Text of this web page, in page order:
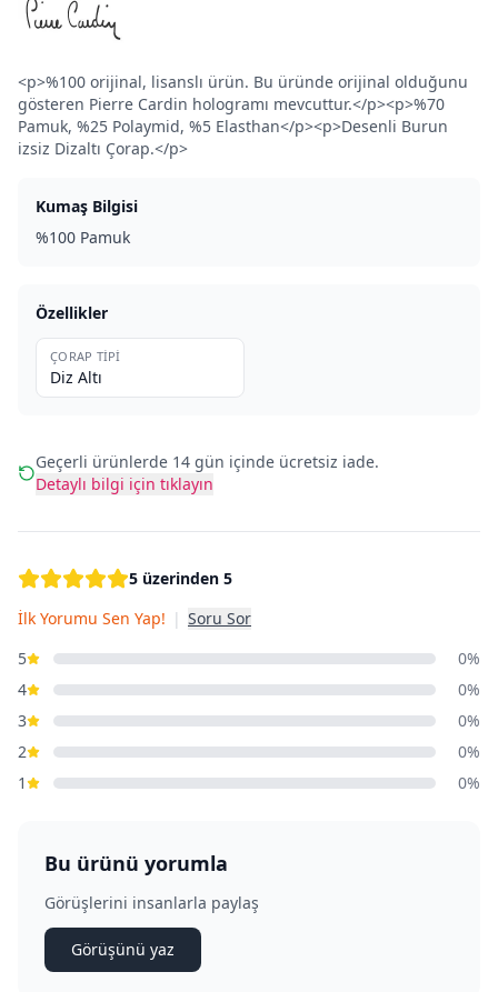
<p>%100 orijinal, lisanslı ürün. Bu üründe orijinal olduğunu
gösteren Pierre Cardin hologramı mevcuttur.</p><p>%70
Pamuk, %25 Polaymid, %5 Elasthan</p><p>Desenli Burun
izsiz Dizaltı Çorap.</p>
Kumaş Bilgisi
%100 Pamuk
Özellikler
ÇORAP TIPI
Diz Altı
Geçerli ürünlerde 14 gün içinde ücretsiz iade.
Detaylı bilgi için tıklayın
5 üzerinden 5
İlk Yorumu Sen Yap! | Soru Sor
5
0%
4
0%
3
0%
2
0%
1
0%
Bu ürünü yorumla
Görüşlerini insanlarla paylaş
Görüşünü yaz